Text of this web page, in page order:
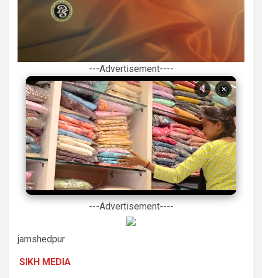
---Advertisement----
×
---Advertisement----
jamshedpur
SIKH MEDIA